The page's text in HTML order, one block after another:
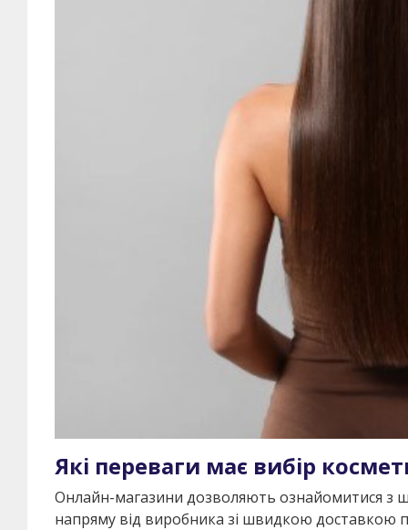
Які переваги має вибір
Онлайн-магазини дозволяють ознайомитися з
напряму від виробника зі швидкою доставкою